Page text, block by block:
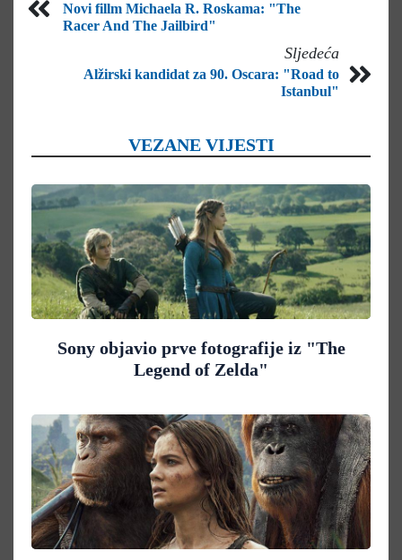
Novi fillm Michaela R. Roskama: "The
Racer And The Jailbird"
Sljedeća
Alžirski kandidat za 90. Oscara: "Road to
Istanbul"
VEZANE VIJESTI
Sony objavio prve fotografije iz "The
Legend of Zelda"